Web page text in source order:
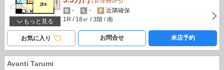
もっと見る
-
-
近隣確保
1R / 18㎡ / 3階 / 南
お気に入り お問合せ 来店予約
Avanti Tarumi